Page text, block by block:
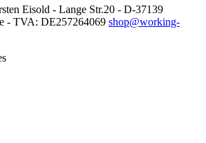
Eisold - Lange Str.20 - D-37139
- TVA: DE257264069 shop@working-